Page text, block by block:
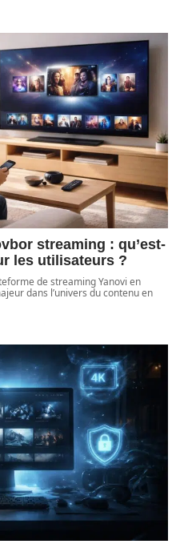
streaming : qu’est-
les utilisateurs ?
de streaming Yanovi en
dans l’univers du contenu en